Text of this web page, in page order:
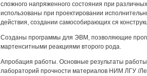
сложного напряженного состояния при
использованы при проектировании
действия, создании самособирающих ся
Созданы программы для ЭВМ, позволяющие
мартенситными реакциями второго рода.
Апробация работы. Основные результаты
лабораторий прочности материалов НИМ ЛГУ /